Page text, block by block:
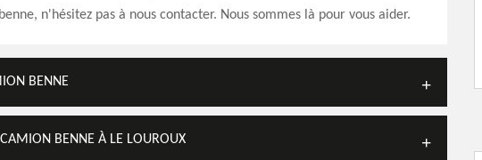
benne, n'hésitez pas à nous contacter. Nous sommes là pour vous aider.
BENNE
BENNE À LE LOUROUX